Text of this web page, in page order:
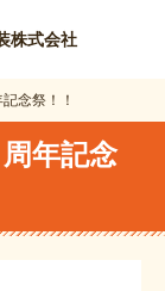
株式会社
念祭！！
年記念